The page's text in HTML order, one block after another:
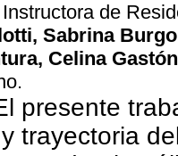
de
Sabrina
Celina
presente
trayectoria